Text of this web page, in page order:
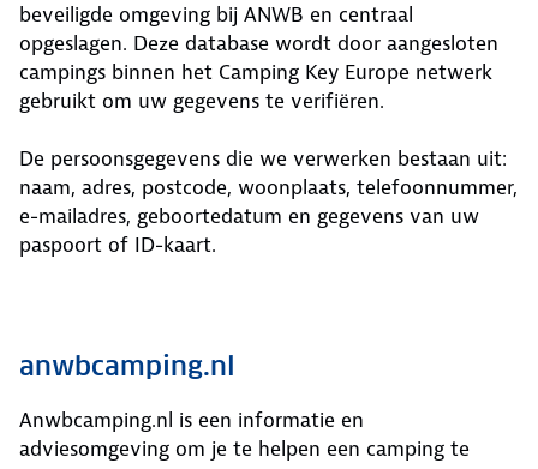
beveiligde omgeving bij ANWB en centraal
opgeslagen. Deze database wordt door aangesloten
campings binnen het Camping Key Europe netwerk
gebruikt om uw gegevens te verifiëren.
De persoonsgegevens die we verwerken bestaan uit:
naam, adres, postcode, woonplaats, telefoonnummer,
e-mailadres, geboortedatum en gegevens van uw
paspoort of ID-kaart.
anwbcamping.nl
Anwbcamping.nl is een informatie en
adviesomgeving om je te helpen een camping te